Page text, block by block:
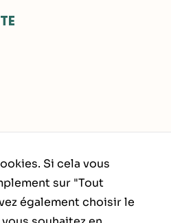
Si cela vous
sur "Tout
également choisir le